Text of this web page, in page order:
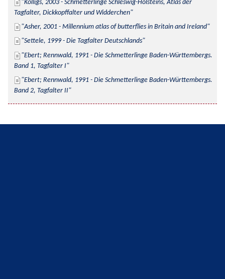
Kolligs, 2003 - Schmetterlinge Schleswig-Holsteins, Atlas der
Tagfalter, Dickkopffalter und Widderchen
Asher, 2001 - Millennium atlas of butterflies in Britain and Ireland
Settele, 1999 - Die Tagfalter Deutschlands
Ebert; Rennwald, 1991 - Die Schmetterlinge Baden-Württembergs.
Band 1, Tagfalter I
Ebert; Rennwald, 1991 - Die Schmetterlinge Baden-Württembergs.
Band 2, Tagfalter II